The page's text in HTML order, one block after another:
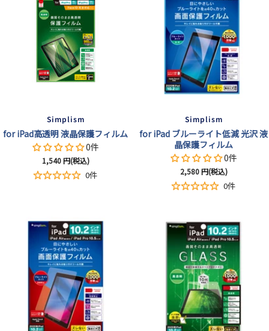
Simplism
for iPad高透明 液晶保護フィルム
0件
セ
ー
1,540円(税込)
0件
Simplism
for iPad ブルーライト低減 光沢 液
晶保護フィルム
0件
セ
ー
2,580円(税込)
0件